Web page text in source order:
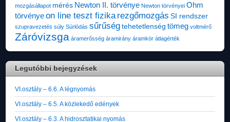
mozgásállapot mérés Newton II. törvénye Newton törvényei Ohm
törvényeon line teszt fizikarezgőmozgás SI rendszer
szupravezetés súly Súrlódás sűrűség tehetetlenség tömeg voltmérő
Záróvizsga áramerősség áramirány áramkör átlagérték
Legutóbbi bejegyzések
VI.osztály – 6.6. A légnyomás
VI.osztály – 6.5. A közlekedő edények
VI.osztály – 6.3. A hidrosztatikai nyomás